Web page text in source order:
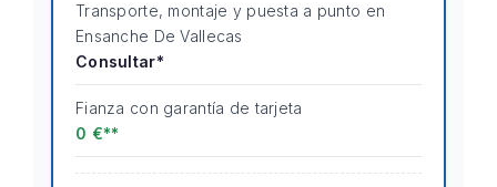
Transporte, montaje y puesta a punto en
Ensanche De Vallecas
Consultar*
Fianza con garantía de tarjeta
0 €**